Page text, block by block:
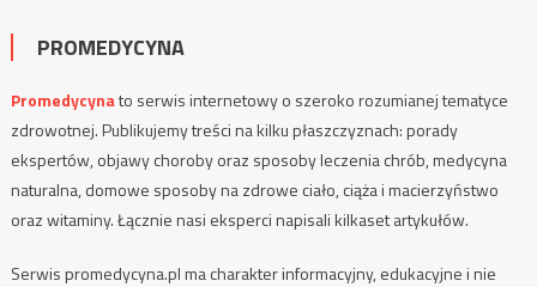
PROMEDYCYNA
Promedycynato serwis internetowy o szeroko rozumianej tematyce
zdrowotnej. Publikujemy treści na kilku płaszczyznach: porady
ekspertów, objawy choroby oraz sposoby leczenia chrób, medycyna
naturalna, domowe sposoby na zdrowe ciało, ciąża i macierzyństwo
oraz witaminy. Łącznie nasi eksperci napisali kilkaset artykułów.
Serwis promedycyna.pl ma charakter informacyjny, edukacyjne i nie